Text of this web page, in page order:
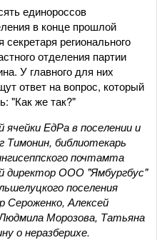
единороссов
в конце прошлой
регионального
отделения партии
У главного для них
ответ на вопрос, который
"Как же так?"
ЕдРа в поселении и
библиотекарь
почтамта
директор ООО "Ямбургбус"
поселения
Сероженко, Алексей
Морозова, Татьяна
о неразберихе.